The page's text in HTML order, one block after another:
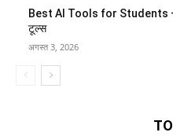
Best AI Tools for Students –
टूल्स
अगस्त 3, 2026